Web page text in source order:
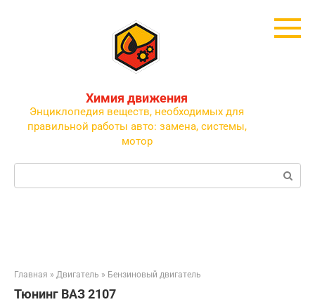
Химия движения
Энциклопедия веществ, необходимых для
правильной работы авто: замена, системы,
мотор
Поиск:
Главная » Двигатель » Бензиновый двигатель
Тюнинг ВАЗ 2107